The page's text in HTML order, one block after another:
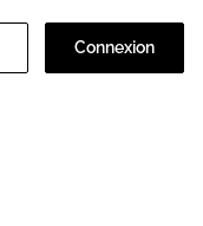
Connexion